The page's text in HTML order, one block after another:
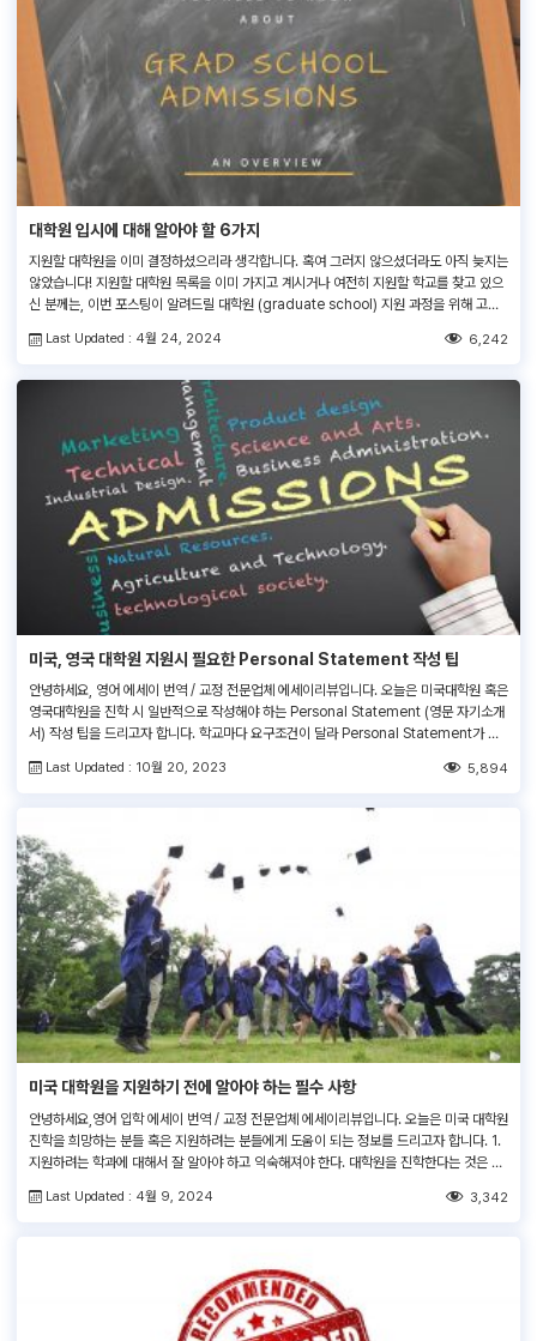
대학원 입시에 대해 알아야 할 6가지
지원할 대학원을 이미 결정하셨으리라 생각합니다. 혹여 그러지 않으셨더라도 아직 늦지는
않았습니다! 지원할 대학원 목록을 이미 가지고 계시거나 여전히 지원할 학교를 찾고 있으
신 분께는, 이번 포스팅이 알려드릴 대학원 (graduate school) 지원 과정을 위해 고려
이리뷰는 MBA (경영학 석사), medical school (메디컬 스쿨), law […]
Last Updated : 4월 24, 2024 6,242
미국, 영국 대학원 지원시 필요한 Personal Statement 작성 팁
안녕하세요, 영어 에세이 번역 / 교정 전문업체 에세이리뷰입니다. 오늘은 미국대학원 혹은
영국대학원을 진학 시 일반적으로 작성해야 하는 Personal Statement (영문 자기소개
서) 작성 팁을 드리고자 합니다. 학교마다 요구조건이 달라 Personal Statement가 필
랍니다. 에세이리뷰에서는 영문 자기소개서 Personal Statement의 교정 및 번역을 도
Last Updated : 10월 20, 2023 5,894
미국 대학원을 지원하기 전에 알아야 하는 필수 사항
안녕하세요,영어 입학 에세이 번역 / 교정 전문업체 에세이리뷰입니다. 오늘은 미국 대학원
진학을 희망하는 분들 혹은 지원하려는 분들에게 도움이 되는 정보를 드리고자 합니다. 1.
지원하려는 학과에 대해서 잘 알아야 하고 익숙해져야 한다. 대학원을 진학한다는 것은 자
같이 지내게 될 사람들을 미리 알고 관심 있는 분야와 […]
Last Updated : 4월 9, 2024 3,342